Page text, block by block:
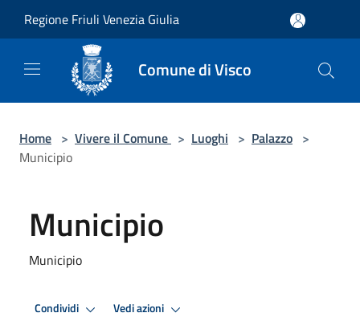
Regione Friuli Venezia Giulia
Comune di Visco
Home > Vivere il Comune > Luoghi > Palazzo >
Municipio
Municipio
Municipio
Condividi Vedi azioni